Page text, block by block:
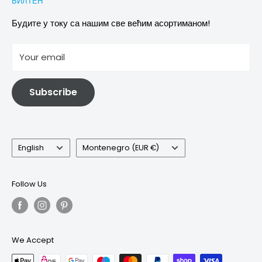
Images & references
Политика отказивања
Услови
Информације о електричној и електронској опреми
Будите у току са нашим све већим асортиманом!
Your email
Subscribe
Language
English Country/region
Montenegro (EUR €)
Follow Us
We Accept